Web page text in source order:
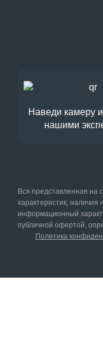
Наведи камеру
нашими
Вся представленная на
характеристик, наличия
информационный
публичной офертой,
Политика